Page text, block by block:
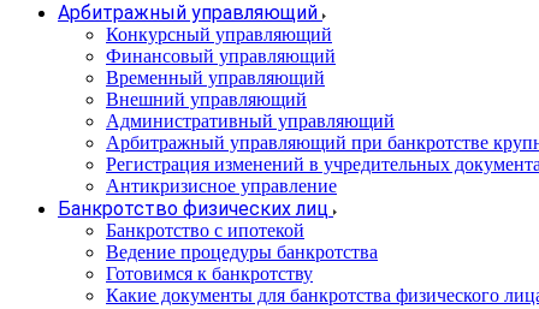
Арбитражный управляющий
Конкурсный управляющий
Финансовый управляющий
Временный управляющий
Внешний управляющий
Административный управляющий
Арбитражный управляющий при банкротстве
Регистрация изменений в учредительных
Антикризисное управление
Банкротство физических лиц
Банкротство с ипотекой
Ведение процедуры банкротства
Готовимся к банкротству
Какие документы для банкротства физического